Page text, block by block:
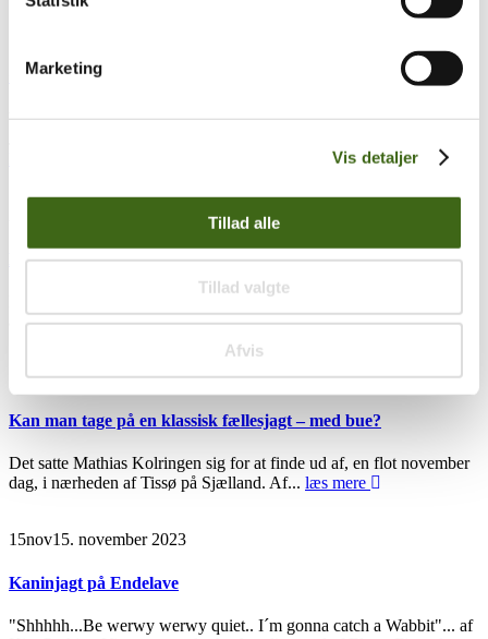
Marketing
Vis detaljer
Tillad alle
Tillad valgte
Afvis
Godmorgen kære artsfæller 🏹🏹
Vi har modtaget følgende beretning fra Kenneth Dyrløv Bendtsen
Den perfekte pil. 45 gange i træk…
Faktisk er der tale om 135 perfekte pile. Og jeg må blankt erkende,
at jeg er imponeret, og måske endda...læs mere
19jan19. januar 2024
Kan man tage på en klassisk fællesjagt – med bue?
Det satte Mathias Kolringen sig for at finde ud af, en flot november
dag, i nærheden af Tissø på Sjælland. Af... læs mere
15nov15. november 2023
Kaninjagt på Endelave
"Shhhhh...Be werwy werwy quiet.. I´m gonna catch a Wabbit"... af